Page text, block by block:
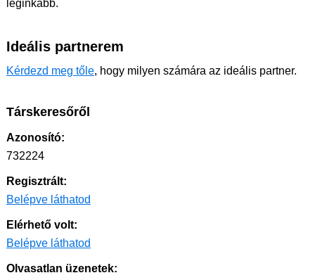
leginkább.
Ideális partnerem
Kérdezd meg tőle, hogy milyen számára az ideális partner.
Társkeresőről
Azonosító:
732224
Regisztrált:
Belépve láthatod
Elérhető volt:
Belépve láthatod
Olvasatlan üzenetek: